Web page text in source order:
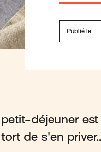
Publié le
déjeuner
de s'en